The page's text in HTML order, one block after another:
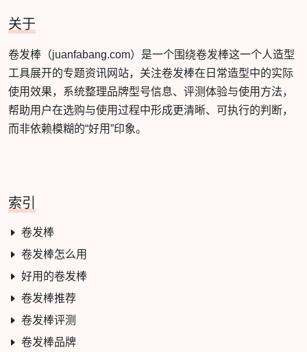
关于
卷发棒（juanfabang.com）是一个围绕卷发棒这一个人造型
工具展开的专题资讯网站，关注卷发棒在日常造型中的实际
使用效果，系统整理品牌型号信息、评测体验与使用方法，
帮助用户在选购与使用过程中形成更清晰、可执行的判断，
而非依赖模糊的“好用”印象。
索引
卷发棒
卷发棒怎么用
好用的卷发棒
卷发棒推荐
卷发棒评测
卷发棒品牌